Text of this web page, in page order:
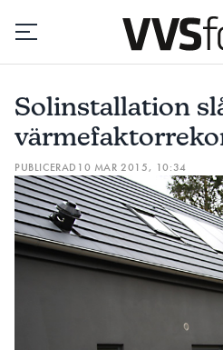
Prenumerera
Hantera
Lediga jobb
Annonsera
Läs E-tidningen
Solinstallation
PUBLICERAD 10 MAR 2015, 10:34
SOLINSTALLATION SLÅR